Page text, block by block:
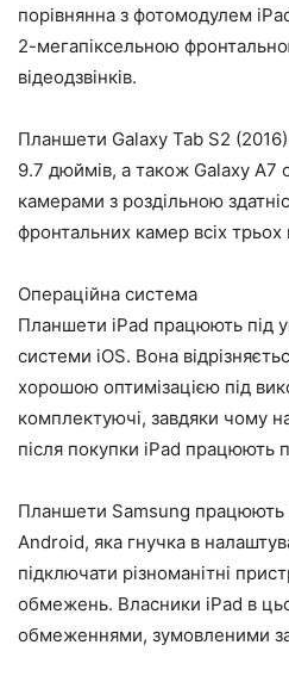
порівнянна з фотомодулем
2-мегапіксельною
відеодзвінків.
Планшети Galaxy Tab S2 (2016)
9.7 дюймів, а також Galaxy A7
камерами з роздільною
фронтальних камер всіх
Операційна система
Планшети iPad працюють під
системи iOS. Вона
хорошою оптимізацією під
комплектуючі, завдяки чому
після покупки iPad працюють
Планшети Samsung працюють
Android, яка гнучка в
підключати різноманітні
обмежень. Власники iPad в
обмеженнями, зумовленими